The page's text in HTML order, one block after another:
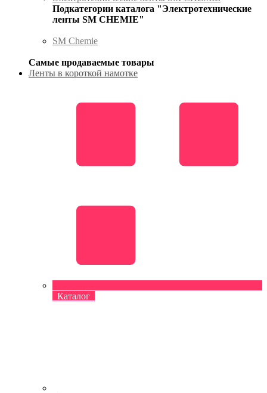
Подкатегории каталога "Электротехнические
ленты SM CHEMIE"
SM Chemie
Самые продаваемые товары
Ленты в короткой намотке
Каталог